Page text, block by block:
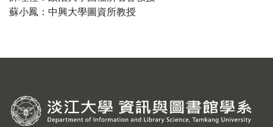
蘇小鳳：中興大學圖資所教授